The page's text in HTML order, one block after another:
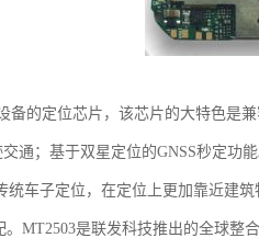
备的定位芯片，该芯片的大特色是
通；基于双星定位的GNSS秒定功
车子定位，在定位上更加靠近建
。MT2503是联发科技推出的全球整